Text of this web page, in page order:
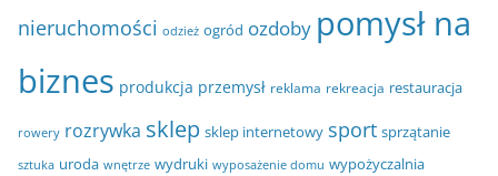
nieruchomości odzież ogród ozdoby pomysł na
biznes produkcja przemysł reklama rekreacja restauracja
rowery rozrywka sklep sklep internetowy sport sprzątanie
sztuka uroda wnętrze wydruki wyposażenie domu wypożyczalnia